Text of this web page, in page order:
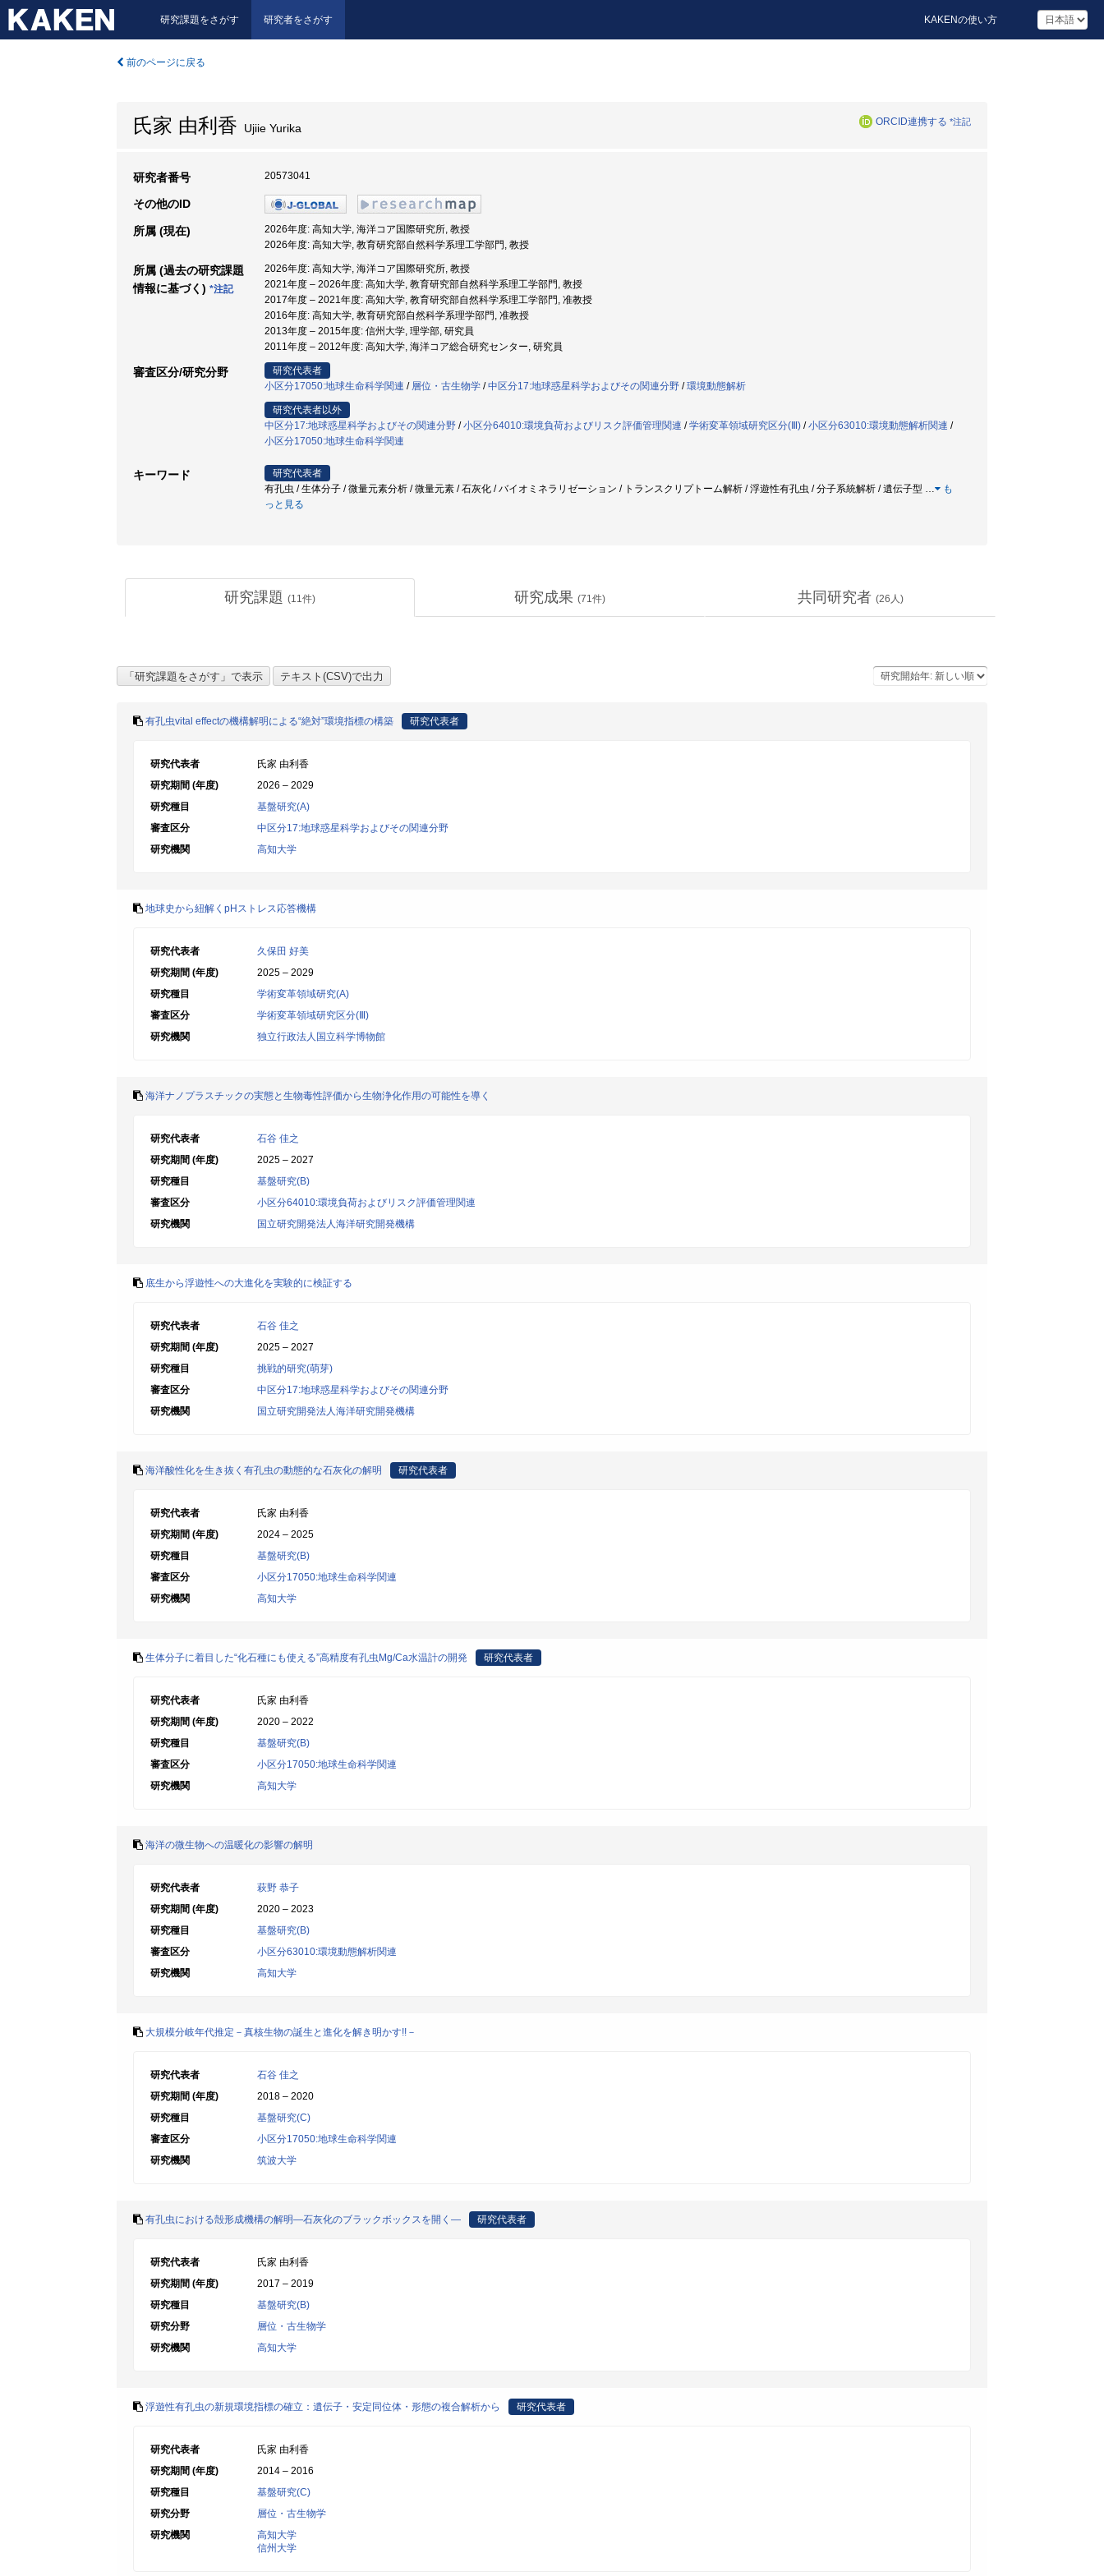
研究課題をさがす 研究者をさがす KAKENの使い方
前のページに戻る
氏家 由利香 Ujiie Yurika ORCID連携する *注記
研究者番号 20573041
その他のID
所属 (現在)
2026年度: 高知大学, 海洋コア国際研究所, 教授
2026年度: 高知大学, 教育研究部自然科学系理工学部門, 教授
所属 (過去の研究課題
情報に基づく) *注記
2026年度: 高知大学, 海洋コア国際研究所, 教授
2021年度 – 2026年度: 高知大学, 教育研究部自然科学系理工学部門, 教授
2017年度 – 2021年度: 高知大学, 教育研究部自然科学系理工学部門, 准教授
2016年度: 高知大学, 教育研究部自然科学系理学部門, 准教授
2013年度 – 2015年度: 信州大学, 理学部, 研究員
2011年度 – 2012年度: 高知大学, 海洋コア総合研究センター, 研究員
審査区分/研究分野
研究代表者
小区分17050:地球生命科学関連 / 層位・古生物学 /中区分17:地球惑星科学およびその関連分野 /環境動態解析
研究代表者以外
中区分17:地球惑星科学およびその関連分野 /小区分64010:環境負荷およびリスク評価管理関連 /学術変革領域研究区分(Ⅲ) /小区分63010:環境動態解析関連 /
小区分17050:地球生命科学関連
キーワード
研究代表者
有孔虫 / 生体分子 / 微量元素分析 / 微量元素 / 石灰化 / バイオミネラリゼーション / トランスクリプトーム解析 / 浮遊性有孔虫 / 分子系統解析 / 遺伝子型 …
も
っと見る
研究課題 (11件) 研究成果 (71件) 共同研究者 (26 人)
有孔虫vital effectの機構解明による“絶対”環境指標の構築 研究代表者
研究代表者
氏家 由利香
研究期間 (年度)
2026 – 2029
研究種目
基盤研究(A)
審査区分
中区分17:地球惑星科学およびその関連分野
研究機関
高知大学
地球史から紐解くpHストレス応答機構
研究代表者
久保田 好美
研究期間 (年度)
2025 – 2029
研究種目
学術変革領域研究(A)
審査区分
学術変革領域研究区分(Ⅲ)
研究機関
独立行政法人国立科学博物館
海洋ナノプラスチックの実態と生物毒性評価から生物浄化作用の可能性を導く
研究代表者
石谷 佳之
研究期間 (年度)
2025 – 2027
研究種目
基盤研究(B)
審査区分
小区分64010:環境負荷およびリスク評価管理関連
研究機関
国立研究開発法人海洋研究開発機構
底生から浮遊性への大進化を実験的に検証する
研究代表者
石谷 佳之
研究期間 (年度)
2025 – 2027
研究種目
挑戦的研究(萌芽)
審査区分
中区分17:地球惑星科学およびその関連分野
研究機関
国立研究開発法人海洋研究開発機構
海洋酸性化を生き抜く有孔虫の動態的な石灰化の解明 研究代表者
研究代表者
氏家 由利香
研究期間 (年度)
2024 – 2025
研究種目
基盤研究(B)
審査区分
小区分17050:地球生命科学関連
研究機関
高知大学
生体分子に着目した“化石種にも使える”高精度有孔虫Mg/Ca水温計の開発 研究代表者
研究代表者
氏家 由利香
研究期間 (年度)
2020 – 2022
研究種目
基盤研究(B)
審査区分
小区分17050:地球生命科学関連
研究機関
高知大学
海洋の微生物への温暖化の影響の解明
研究代表者
萩野 恭子
研究期間 (年度)
2020 – 2023
研究種目
基盤研究(B)
審査区分
小区分63010:環境動態解析関連
研究機関
高知大学
大規模分岐年代推定－真核生物の誕生と進化を解き明かす!!－
研究代表者
石谷 佳之
研究期間 (年度)
2018 – 2020
研究種目
基盤研究(C)
審査区分
小区分17050:地球生命科学関連
研究機関
筑波大学
有孔虫における殻形成機構の解明―石灰化のブラックボックスを開く― 研究代表者
研究代表者
氏家 由利香
研究期間 (年度)
2017 – 2019
研究種目
基盤研究(B)
研究分野
層位・古生物学
研究機関
高知大学
浮遊性有孔虫の新規環境指標の確立：遺伝子・安定同位体・形態の複合解析から 研究代表者
研究代表者
氏家 由利香
研究期間 (年度)
2014 – 2016
研究種目
基盤研究(C)
研究分野
層位・古生物学
研究機関
高知大学
信州大学